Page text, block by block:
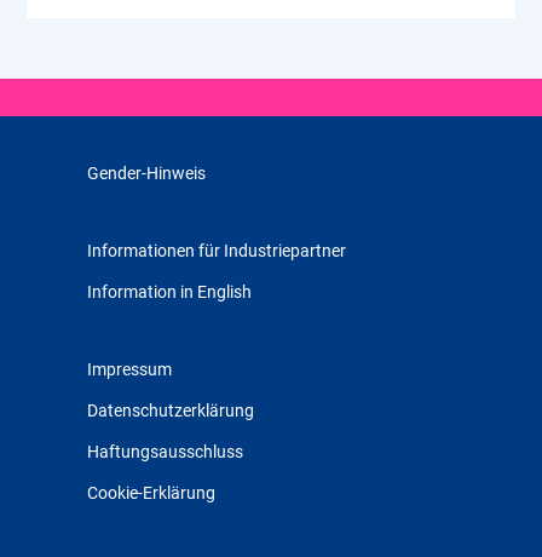
Impressum
Datenschutzerklärung
Haftungsausschluss
Cookie-Erklärung
Informationen für Industriepartner
Information in English
Gender-Hinweis